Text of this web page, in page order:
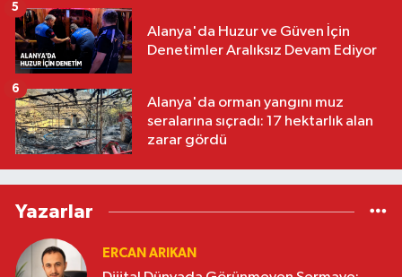
Alanya'da Huzur ve Güven İçin
Denetimler Aralıksız Devam Ediyor
5
Alanya'da orman yangını muz
seralarına sıçradı: 17 hektarlık alan
zarar gördü
6
Yazarlar
ERCAN ARIKAN